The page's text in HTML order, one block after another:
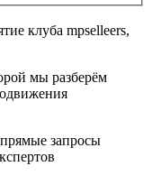
клуба mpselleers,
мы разберём
запросы